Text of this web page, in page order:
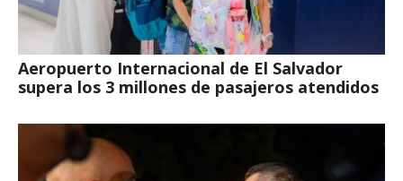
Aeropuerto Internacional de El Salvador
supera los 3 millones de pasajeros atendidos